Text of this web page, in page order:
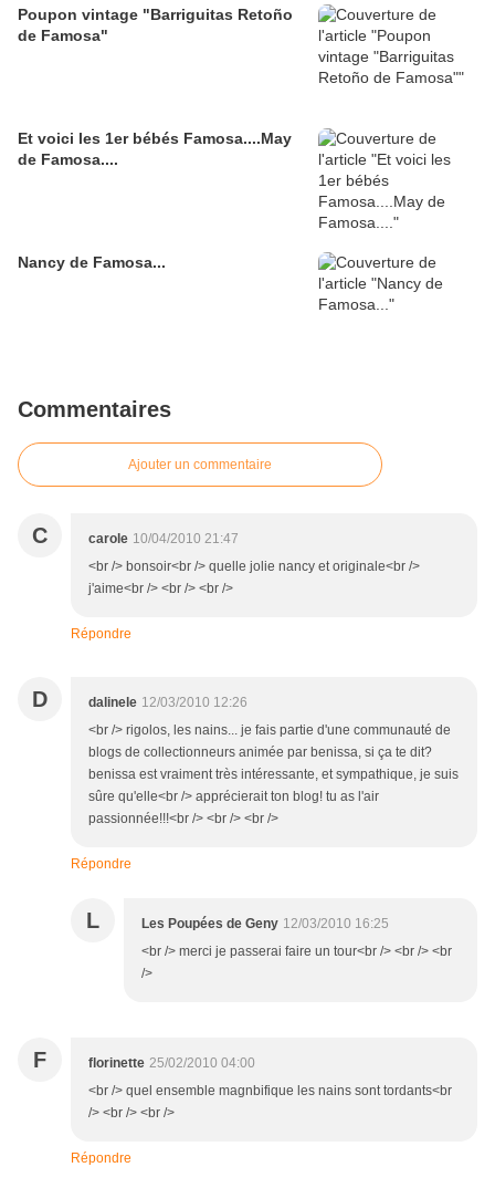
Poupon vintage "Barriguitas Retoño
de Famosa"
Et voici les 1er bébés Famosa....May
de Famosa....
Nancy de Famosa...
Commentaires
Ajouter un commentaire
C carole 10/04/2010 21:47
<br /> bonsoir<br /> quelle jolie nancy et originale<br />
j'aime<br /> <br /> <br />
Répondre
D dalinele 12/03/2010 12:26
<br /> rigolos, les nains... je fais partie d'une communauté de
blogs de collectionneurs animée par benissa, si ça te dit?
benissa est vraiment très intéressante, et sympathique, je suis
sûre qu'elle<br /> apprécierait ton blog! tu as l'air
passionnée!!!<br /> <br /> <br />
Répondre
L Les Poupées de Geny 12/03/2010 16:25
<br /> merci je passerai faire un tour<br /> <br /> <br
/>
F florinette 25/02/2010 04:00
<br /> quel ensemble magnbifique les nains sont tordants<br
/> <br /> <br />
Répondre